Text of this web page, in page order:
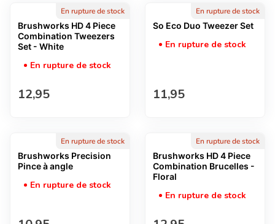
En rupture de stock
Brushworks HD 4 Piece
Combination Tweezers
Set - White
En rupture de stock
Prix normal
12,95
En rupture de stock
So Eco Duo Tweezer Set
En rupture de stock
Prix normal
11,95
En rupture de stock
Brushworks Precision
Pince à angle
En rupture de stock
En rupture de stock
Brushworks HD 4 Piece
Combination Brucelles -
Floral
En rupture de stock